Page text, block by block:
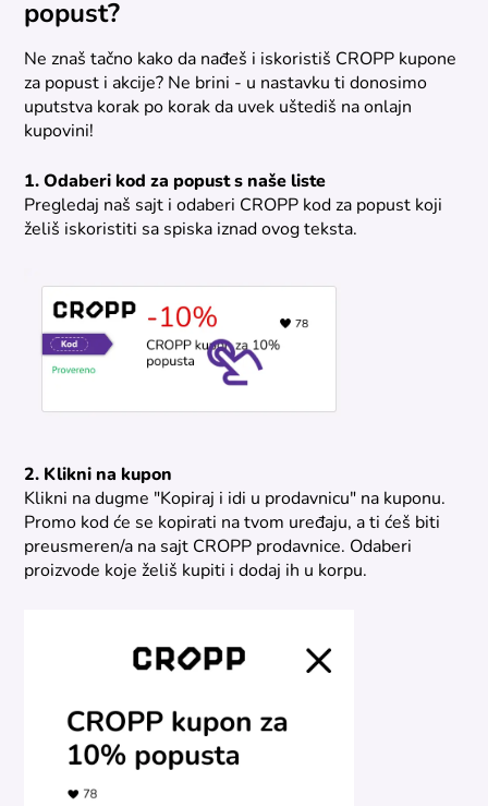
popust?
Ne znaš tačno kako da nađeš i iskoristiš CROPP kupone
za popust i akcije? Ne brini - u nastavku ti donosimo
uputstva korak po korak da uvek uštediš na onlajn
kupovini!
1. Odaberi kod za popust s naše liste
Pregledaj naš sajt i odaberi CROPP kod za popust koji
želiš iskoristiti sa spiska iznad ovog teksta.
2. Klikni na kupon
Klikni na dugme "Kopiraj i idi u prodavnicu" na kuponu.
Promo kod će se kopirati na tvom uređaju, a ti ćeš biti
preusmeren/a na sajt CROPP prodavnice. Odaberi
proizvode koje želiš kupiti i dodaj ih u korpu.